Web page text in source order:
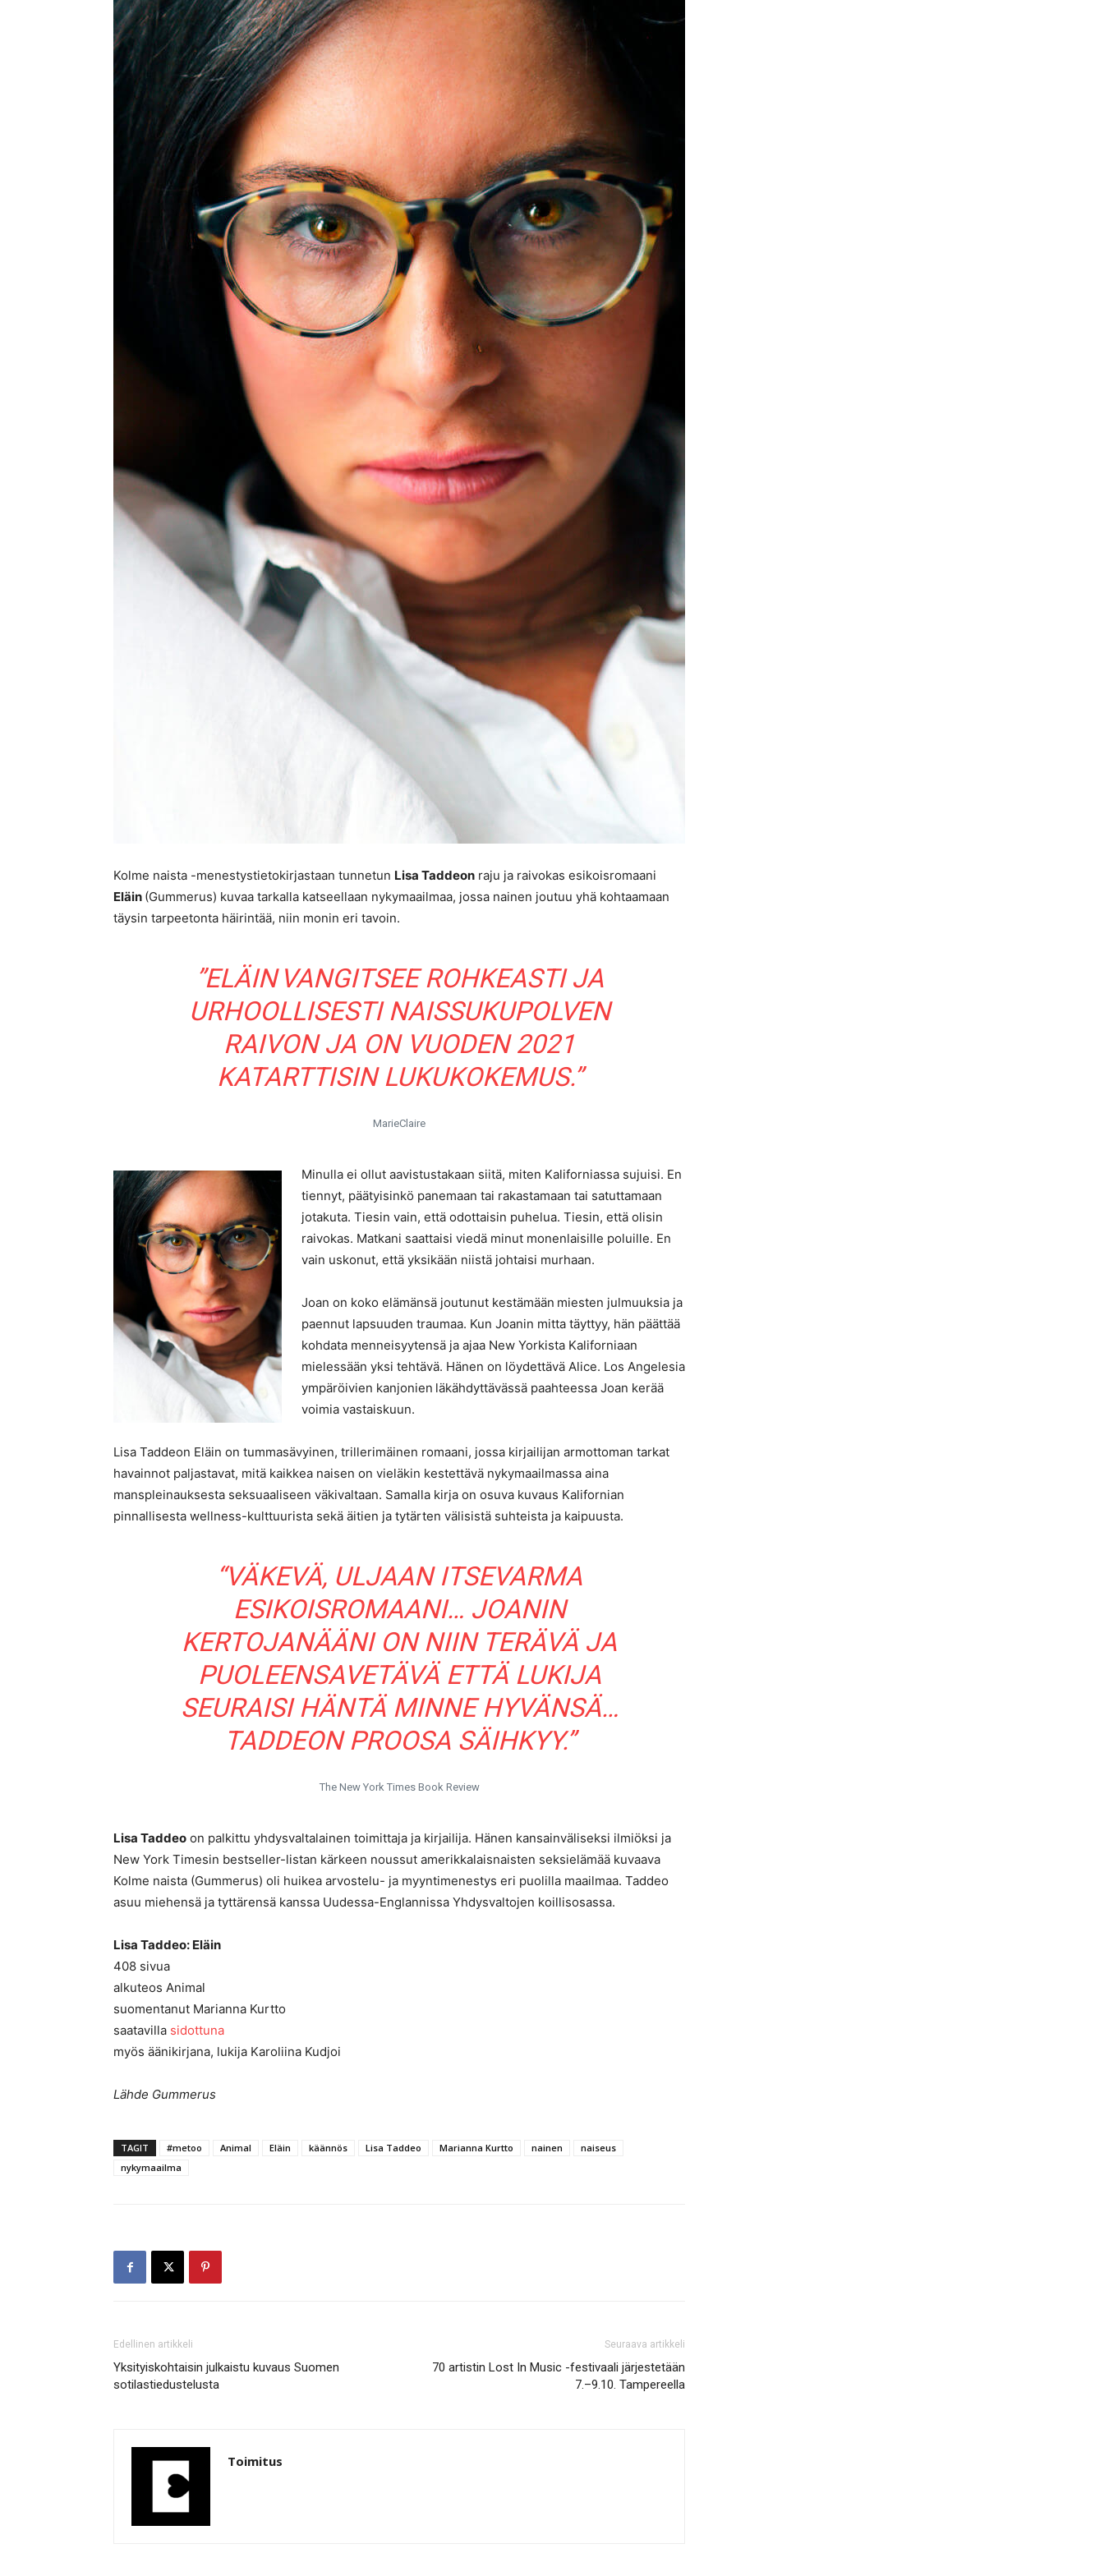
Kolme naista -menestystietokirjastaan tunnetun Lisa Taddeon raju ja raivokas esikoisromaani
Eläin (Gummerus) kuvaa tarkalla katseellaan nykymaailmaa, jossa nainen joutuu yhä kohtaamaan
täysin tarpeetonta häirintää, niin monin eri tavoin.
”ELÄIN VANGITSEE ROHKEASTI JA
URHOOLLISESTI NAISSUKUPOLVEN
RAIVON JA ON VUODEN 2021
KATARTTISIN LUKUKOKEMUS.”
MarieClaire
Minulla ei ollut aavistustakaan siitä, miten Kaliforniassa sujuisi. En
tiennyt, päätyisinkö panemaan tai rakastamaan tai satuttamaan
jotakuta. Tiesin vain, että odottaisin puhelua. Tiesin, että olisin
raivokas. Matkani saattaisi viedä minut monenlaisille poluille. En
vain uskonut, että yksikään niistä johtaisi murhaan.
Joan on koko elämänsä joutunut kestämään miesten julmuuksia ja
paennut lapsuuden traumaa. Kun Joanin mitta täyttyy, hän päättää
kohdata menneisyytensä ja ajaa New Yorkista Kaliforniaan
mielessään yksi tehtävä. Hänen on löydettävä Alice. Los Angelesia
ympäröivien kanjonien läkähdyttävässä paahteessa Joan kerää
voimia vastaiskuun.
Lisa Taddeon Eläin on tummasävyinen, trillerimäinen romaani, jossa kirjailijan armottoman tarkat
havainnot paljastavat, mitä kaikkea naisen on vieläkin kestettävä nykymaailmassa aina
manspleinauksesta seksuaaliseen väkivaltaan. Samalla kirja on osuva kuvaus Kalifornian
pinnallisesta wellness-kulttuurista sekä äitien ja tytärten välisistä suhteista ja kaipuusta.
“VÄKEVÄ, ULJAAN ITSEVARMA
ESIKOISROMAANI… JOANIN
KERTOJANÄÄNI ON NIIN TERÄVÄ JA
PUOLEENSAVETÄVÄ ETTÄ LUKIJA
SEURAISI HÄNTÄ MINNE HYVÄNSÄ…
TADDEON PROOSA SÄIHKYY.”
The New York Times Book Review
Lisa Taddeo on palkittu yhdysvaltalainen toimittaja ja kirjailija. Hänen kansainväliseksi ilmiöksi ja
New York Timesin bestseller-listan kärkeen noussut amerikkalaisnaisten seksielämää kuvaava
Kolme naista (Gummerus) oli huikea arvostelu- ja myyntimenestys eri puolilla maailmaa. Taddeo
asuu miehensä ja tyttärensä kanssa Uudessa-Englannissa Yhdysvaltojen koillisosassa.
Lisa Taddeo: Eläin
408 sivua
alkuteos Animal
suomentanut Marianna Kurtto
saatavilla sidottuna
myös äänikirjana, lukija Karoliina Kudjoi
Lähde Gummerus
TAGIT #metoo Animal Eläin käännös Lisa Taddeo Marianna Kurtto nainen
naiseus
nykymaailma
Edellinen artikkeli
Yksityiskohtaisin julkaistu kuvaus Suomen
sotilastiedustelusta
Seuraava artikkeli
70 artistin Lost In Music -festivaali järjestetään
7.–9.10. Tampereella
Toimitus